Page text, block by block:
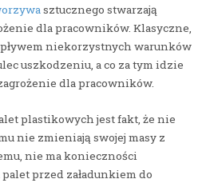
sztucznego stwarzają
dla pracowników. Klasyczne,
niekorzystnych warunków
uszkodzeniu, a co za tym idzie
dla pracowników.
plastikowych jest fakt, że nie
nie zmieniają swojej masy z
nie ma konieczności
przed załadunkiem do